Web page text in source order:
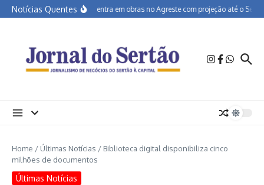
Ir para o conteúdo
Notícias QuentesBR-232 entra em obras no Agreste com projeção até o Sertão
Home / Últimas Notícias / Biblioteca digital disponibiliza cinco
milhões de documentos
Últimas Notícias